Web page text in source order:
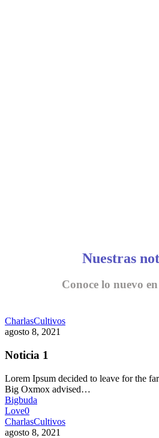
Nuestras
Conoce lo nuevo
CharlasCultivos
agosto 8, 2021
Noticia 1
Lorem Ipsum decided to leave for the
Big Oxmox advised…
Bigbuda
Love0
CharlasCultivos
agosto 8, 2021